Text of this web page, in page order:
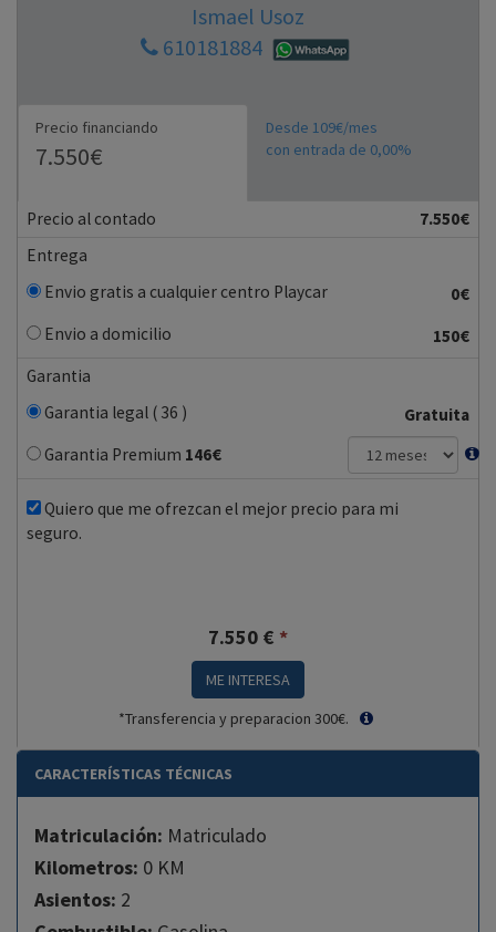
Ismael Usoz
610181884
Precio financiando
7.550€
Desde 109€/mes
con entrada de 0,00%
Precio al contado
7.550€
Entrega
Envio gratis a cualquier centro Playcar
0€
Envio a domicilio
150€
Garantia
Garantia legal ( 36 )
Gratuita
Garantia Premium 146€
Quiero que me ofrezcan el mejor precio para mi
seguro.
7.550 € *
ME INTERESA
*Transferencia y preparacion 300€.
CARACTERÍSTICAS TÉCNICAS
Matriculación: Matriculado
Kilometros: 0 KM
Asientos: 2